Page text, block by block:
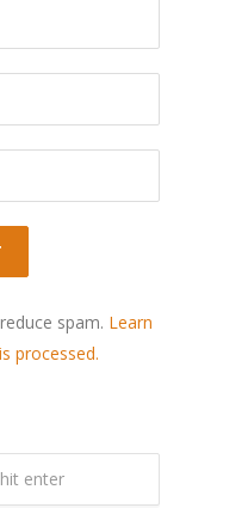
spam. Learn
processed.